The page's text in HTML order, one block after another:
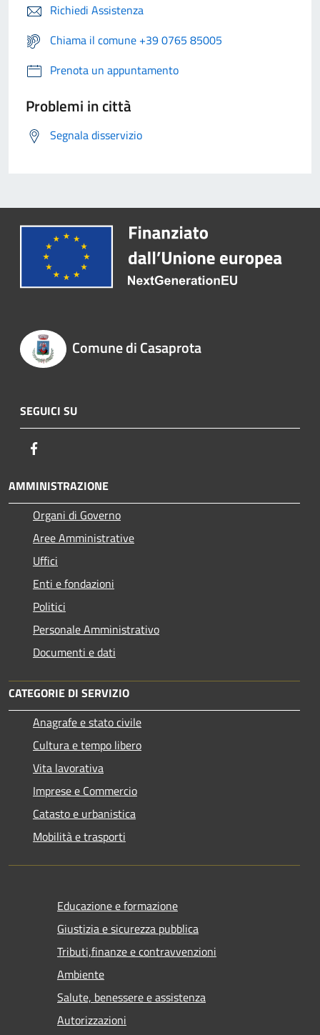
Richiedi Assistenza
Chiama il comune +39 0765 85005
Prenota un appuntamento
Problemi in città
Segnala disservizio
Comune di Casaprota
SEGUICI SU
AMMINISTRAZIONE
Organi di Governo
Aree Amministrative
Uffici
Enti e fondazioni
Politici
Personale Amministrativo
Documenti e dati
CATEGORIE DI SERVIZIO
Anagrafe e stato civile
Cultura e tempo libero
Vita lavorativa
Imprese e Commercio
Catasto e urbanistica
Mobilità e trasporti
Educazione e formazione
Giustizia e sicurezza pubblica
Tributi,finanze e contravvenzioni
Ambiente
Salute, benessere e assistenza
Autorizzazioni